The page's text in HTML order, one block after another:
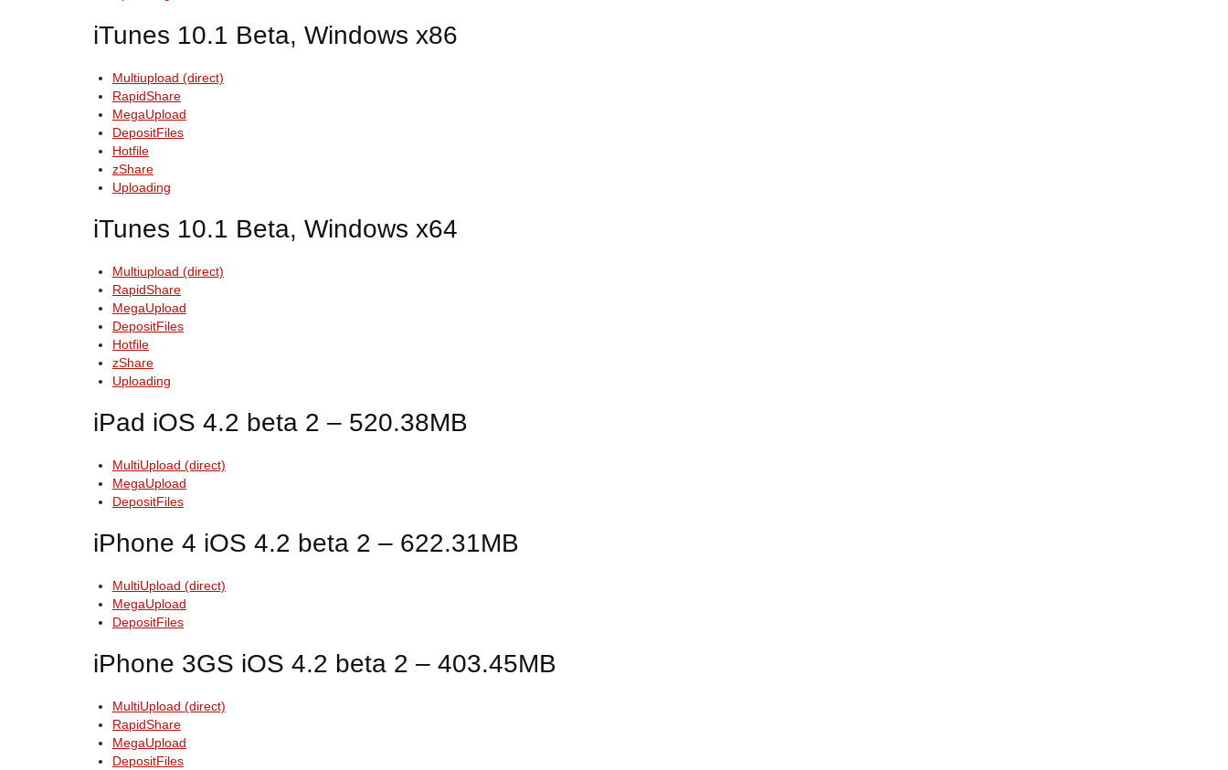
iTunes 10.1 Beta, Windows x86
Multiupload (direct)
RapidShare
MegaUpload
DepositFiles
Hotfile
zShare
Uploading
iTunes 10.1 Beta, Windows x64
Multiupload (direct)
RapidShare
MegaUpload
DepositFiles
Hotfile
zShare
Uploading
iPad iOS 4.2 beta 2 – 520.38MB
MultiUpload (direct)
MegaUpload
DepositFiles
iPhone 4 iOS 4.2 beta 2 – 622.31MB
MultiUpload (direct)
MegaUpload
DepositFiles
iPhone 3GS iOS 4.2 beta 2 – 403.45MB
MultiUpload (direct)
RapidShare
MegaUpload
DepositFiles